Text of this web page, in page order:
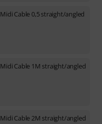
Midi Cable 0,5 straight/angled
Midi Cable 1M straight/angled
Midi Cable 2M straight/angled